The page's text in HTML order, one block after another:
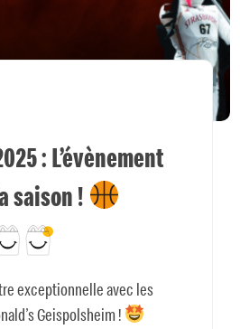
: L’évènement
saison !
exceptionnelle avec les
Geispolsheim !